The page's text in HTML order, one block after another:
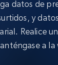
datos de
y
Realice
a la